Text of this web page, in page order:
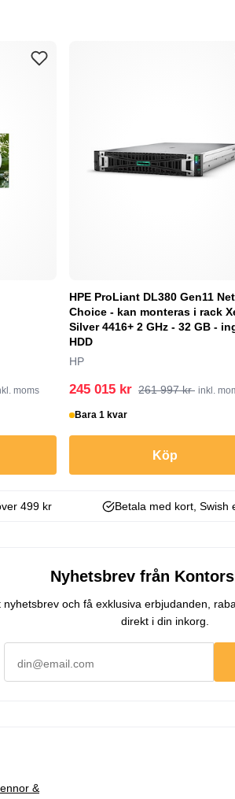
moms
HPE ProLiant DL380 Gen11
Choice - kan monteras i rack
Silver 4416+ 2 GHz - 32 GB -
HDD
HP
245 015 kr 261 997 kr inkl.
Bara 1 kvar
Köp
499 kr Betala med kort, Swish
Nyhetsbrev från
nyhetsbrev och få exklusiva erbjudanden,
direkt i din inkorg.
&